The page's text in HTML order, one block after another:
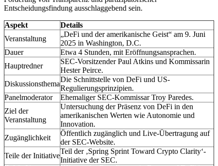
Entscheidungsfindung ausschlaggebend sein.
Aspekt
Details
Veranstaltung
„DeFi und der amerikanische Geist“ am 9. Juni
2025 in Washington, D.C.
Dauer
Etwa 4 Stunden, mit Eröffnungsansprachen.
Hauptredner
SEC-Vorsitzender Paul Atkins und Kommissarin
Hester Peirce.
Diskussionsthema
Die Schnittstelle von DeFi und US-
Regulierungsprinzipien.
Panelmoderator
Ehemaliger SEC-Kommissar Troy Paredes.
Ziel der
Veranstaltung
Untersuchung der Präsenz von DeFi in den
amerikanischen Werten wie Autonomie und
Innovation.
Zugänglichkeit
Öffentlich zugänglich und Live-Übertragung auf
der SEC-Website.
Teile der Initiative
Teil der ‚Spring Sprint Toward Crypto Clarity‘-
Initiative der SEC.